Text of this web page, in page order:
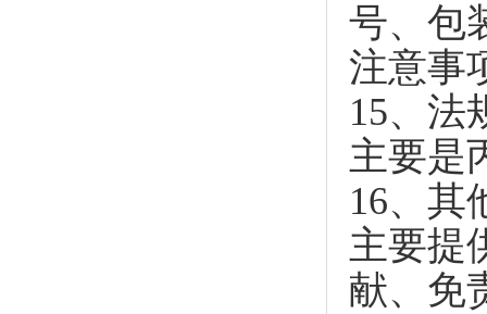
号、包
注意事
15、法
主要是
16、其
主要提
献、免